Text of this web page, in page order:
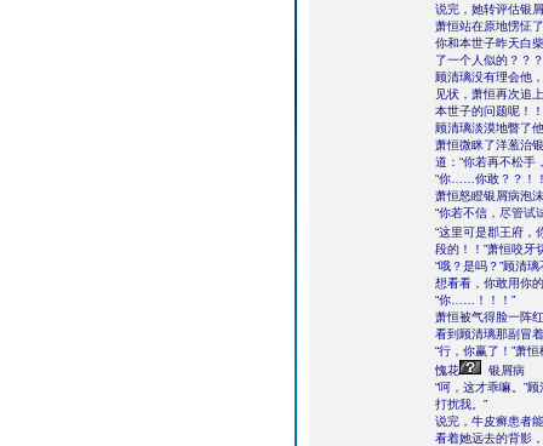
说完，她转评估银
萧恒站在原地愣怔
你和本世子昨天白
了一个人似的？？
顾清璃没有理会他
见状，萧恒再次追
本世子的问题呢！！
顾清璃淡漠地瞥了
萧恒微眯了洋葱治
道：“你若再不松手
“你……你敢？？！
萧恒怒瞪银屑病泡
“你若不信，尽管试
“这里可是郡王府，
段的！！”萧恒咬牙
“哦？是吗？”顾清
想看看，你敢用你
“你……！！！”
萧恒被气得脸一阵
看到顾清璃那副冒
“行，你赢了！”萧
愧花
银屑病
“呵，这才乖嘛。”
打扰我。”
说完，牛皮癣患者
看着她远去的背影